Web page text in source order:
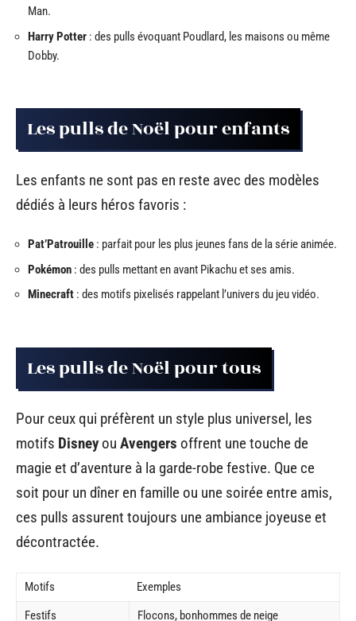
Man.
Harry Potter : des pulls évoquant Poudlard, les maisons ou même
Dobby.
Les pulls de Noël pour enfants
Les enfants ne sont pas en reste avec des modèles
dédiés à leurs héros favoris :
Pat’Patrouille : parfait pour les plus jeunes fans de la série animée.
Pokémon : des pulls mettant en avant Pikachu et ses amis.
Minecraft : des motifs pixelisés rappelant l’univers du jeu vidéo.
Les pulls de Noël pour tous
Pour ceux qui préfèrent un style plus universel, les
motifs Disneyou Avengers offrent une touche de
magie et d’aventure à la garde-robe festive. Que ce
soit pour un dîner en famille ou une soirée entre amis,
ces pulls assurent toujours une ambiance joyeuse et
décontractée.
Motifs
Exemples
Festifs
Flocons, bonhommes de neige